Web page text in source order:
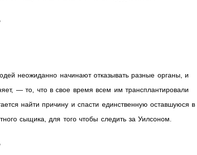
неожиданно начинают отказывать разные органы, и
— то, что в свое время всем им трансплантировали
найти причину и спасти единственную оставшуюся в
сыщика, для того чтобы следить за Уилсоном.